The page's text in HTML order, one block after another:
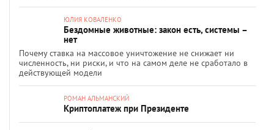
ЮЛИЯ КОВАЛЕНКО
Бездомные животные: закон есть, системы –
нет
Почему ставка на массовое уничтожение не снижает ни
численность, ни риски, и что на самом деле не сработало в
действующей модели
РОМАН АЛЬМАНСКИЙ
Криптоплатеж при Президенте